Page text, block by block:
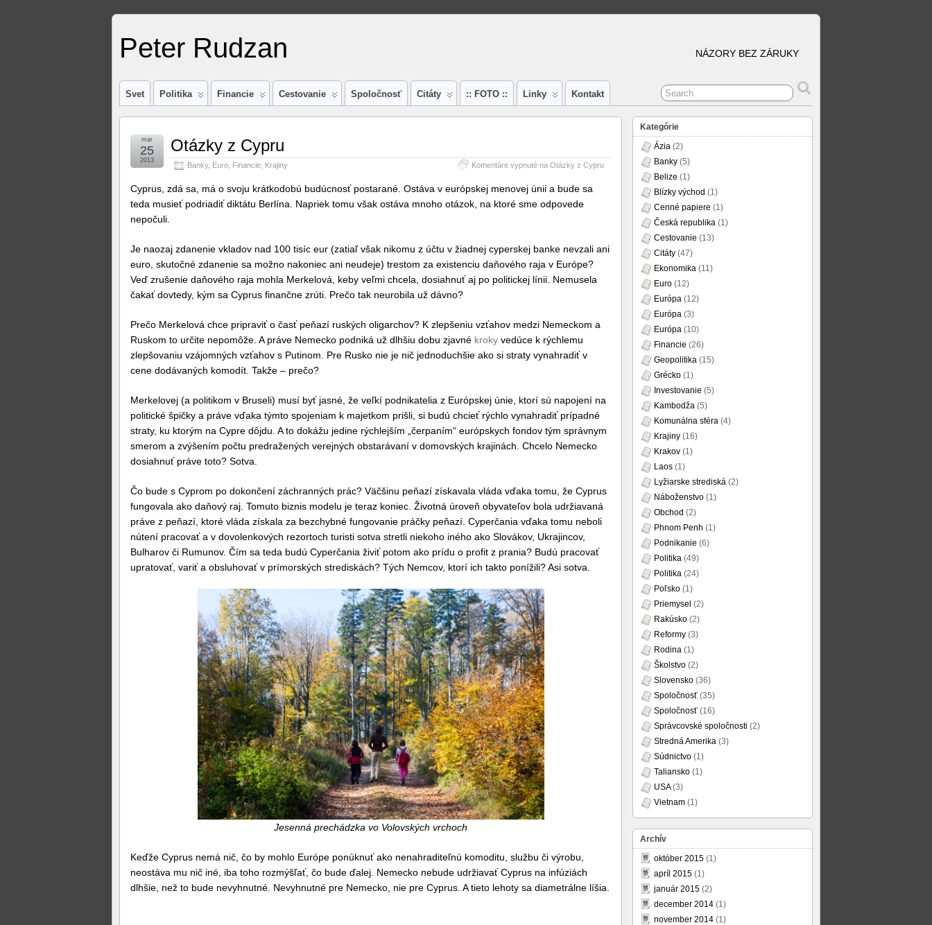
Peter Rudzan NÁZORY BEZ ZÁRUKY
Svet Politika Financie Cestovanie Spoločnosť Citáty :: FOTO :: Linky Kontakt
Otázky z Cypru
Banky, Euro Financie Krajiny Komentáre vypnuté na Otázky z Cypru
mar
25
2013
Cyprus, zdá sa, má o svoju krátkodobú budúcnosť postarané. Ostáva v európskej menovej únii a bude sa
teda musieť podriadiť diktátu Berlína. Napriek tomu však ostáva mnoho otázok, na ktoré sme odpovede
nepočuli.
Je naozaj zdanenie vkladov nad 100 tisíc eur (zatiaľ však nikomu z účtu v žiadnej cyperskej banke nevzali ani
euro, skutočné zdanenie sa možno nakoniec ani neudeje) trestom za existenciu daňového raja v Európe?
Veď zrušenie daňového raja mohla Merkelová, keby veľmi chcela, dosiahnuť aj po politickej línii. Nemusela
čakať dovtedy, kým sa Cyprus finančne zrúti. Prečo tak neurobila už dávno?
Prečo Merkelová chce pripraviť o časť peňazí ruských oligarchov? K zlepšeniu vzťahov medzi Nemeckom a
Ruskom to určite nepomôže. A práve Nemecko podniká už dlhšiu dobu zjavné kroky vedúce k rýchlemu
zlepšovaniu vzájomných vzťahov s Putinom. Pre Rusko nie je nič jednoduchšie ako si straty vynahradiť v
cene dodávaných komodít. Takže – prečo?
Merkelovej (a politikom v Bruseli) musí byť jasné, že veľkí podnikatelia z Európskej únie, ktorí sú napojení na
politické špičky a práve vďaka týmto spojeniam k majetkom prišli, si budú chcieť rýchlo vynahradiť prípadné
straty, ku ktorým na Cypre dôjdu. A to dokážu jedine rýchlejším „čerpaním“ európskych fondov tým správnym
smerom a zvýšením počtu predražených verejných obstarávaní v domovských krajinách. Chcelo Nemecko
dosiahnuť práve toto? Sotva.
Čo bude s Cyprom po dokončení záchranných prác? Väčšinu peňazí získavala vláda vďaka tomu, že Cyprus
fungovala ako daňový raj. Tomuto biznis modelu je teraz koniec. Životná úroveň obyvateľov bola udržiavaná
práve z peňazí, ktoré vláda získala za bezchybné fungovanie práčky peňazí. Cyperčania vďaka tomu neboli
nútení pracovať a v dovolenkových rezortoch turisti sotva stretli niekoho iného ako Slovákov, Ukrajincov,
Bulharov či Rumunov. Čím sa teda budú Cyperčania živiť potom ako prídu o profit z prania? Budú pracovať
upratovať, variť a obsluhovať v prímorských strediskách? Tých Nemcov, ktorí ich takto ponížili? Asi sotva.
Jesenná prechádzka vo Volovských vrchoch
Keďže Cyprus nemá nič, čo by mohlo Európe ponúknuť ako nenahraditeľnú komoditu, službu či výrobu,
neostáva mu nič iné, iba toho rozmýšľať, čo bude ďalej. Nemecko nebude udržiavať Cyprus na infúziách
dlhšie, než to bude nevyhnutné. Nevyhnutné pre Nemecko, nie pre Cyprus. A tieto lehoty sa diametrálne líšia.
Kategórie
Ázia (2)
Banky (5)
Belize (1)
Blízky východ (1)
Cenné papiere (1)
Česká republika (1)
Cestovanie (13)
Citáty (47)
Ekonomika (11)
Euro (12)
Európa (12)
Európa (3)
Európa (10)
Financie (26)
Geopolitika (15)
Grécko (1)
Investovanie (5)
Kambodža (5)
Komunálna sféra (4)
Krajiny (16)
Krakov (1)
Laos (1)
Lyžiarske strediská (2)
Náboženstvo (1)
Obchod (2)
Phnom Penh (1)
Podnikanie (6)
Politika (49)
Politika (24)
Poľsko (1)
Priemysel (2)
Rakúsko (2)
Reformy (3)
Rodina (1)
Školstvo (2)
Slovensko (36)
Spoločnosť (35)
Spoločnosť (16)
Správcovské spoločnosti (2)
Stredná Amerika (3)
Súdnictvo (1)
Taliansko (1)
USA(3)
Vietnam (1)
Archív
október 2015 (1)
apríl 2015 (1)
január 2015 (2)
december 2014 (1)
november 2014 (1)